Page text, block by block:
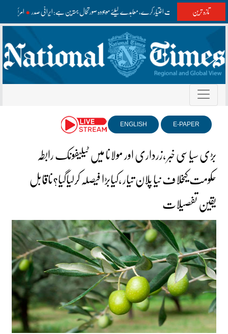
تازہ ترین امریکا مفاہمت اختیار کرے، معاہدے کیلئے موجودہ صورتحال بہترین ہے: ایرانی صدر
E-PAPER
ENGLISH
بڑی سیاسی خبر ،زرداری اور مولانا میں ٹیلیفونک رابطہ
حکومت کیخلاف نیا پلان تیار ،کیابڑا فیصلہ کرلیاگیا؟ناقابل
یقین تفصیلات